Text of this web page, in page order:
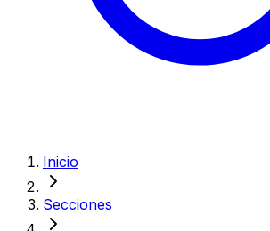
Inicio
Secciones